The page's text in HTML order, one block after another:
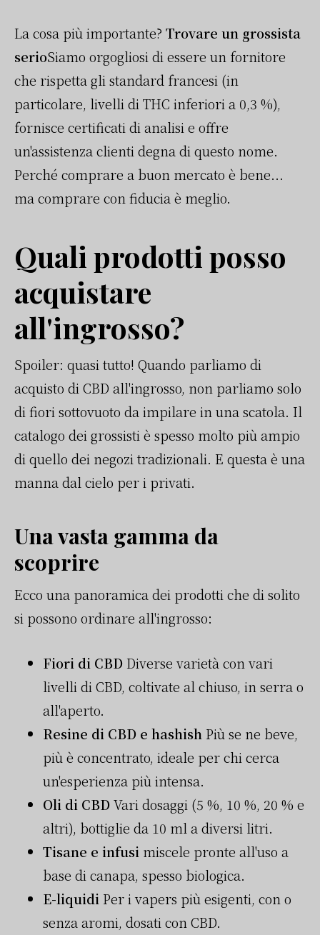
La cosa più importante? Trovare un grossista
serioSiamo orgogliosi di essere un fornitore
che rispetta gli standard francesi (in
particolare, livelli di THC inferiori a 0,3 %),
fornisce certificati di analisi e offre
un'assistenza clienti degna di questo nome.
Perché comprare a buon mercato è bene...
ma comprare con fiducia è meglio.
Quali prodotti posso
acquistare
all'ingrosso?
Spoiler: quasi tutto! Quando parliamo di
acquisto di CBD all'ingrosso, non parliamo solo
di fiori sottovuoto da impilare in una scatola. Il
catalogo dei grossisti è spesso molto più ampio
di quello dei negozi tradizionali. E questa è una
manna dal cielo per i privati.
Una vasta gamma da
scoprire
Ecco una panoramica dei prodotti che di solito
si possono ordinare all'ingrosso:
Fiori di CBD Diverse varietà con vari
livelli di CBD, coltivate al chiuso, in serra o
all'aperto.
Resine di CBD e hashish Più se ne beve,
più è concentrato, ideale per chi cerca
un'esperienza più intensa.
Oli di CBDVari dosaggi (5 %, 10 %, 20 % e
altri), bottiglie da 10 ml a diversi litri.
Tisane e infusi miscele pronte all'uso a
base di canapa, spesso biologica.
E-liquidi Per i vapers più esigenti, con o
senza aromi, dosati con CBD.